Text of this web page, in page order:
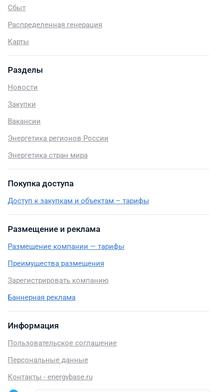
Сбыт
Распределенная генерация
Карты
Разделы
Новости
Закупки
Вакансии
Энергетика регионов России
Энергетика стран мира
Покупка доступа
Доступ к закупкам и объектам – тарифы
Размещение и реклама
Размещение компании — тарифы
Преимущества размещения
Зарегистрировать компанию
Баннерная реклама
Информация
Пользовательское соглашение
Персональные данные
Контакты - energybase.ru